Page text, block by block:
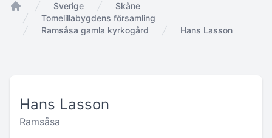
app.Start
Sverige
Skåne
Tomelillabygdens församling
Ramsåsa gamla kyrkogård
Hans Lasson
Hans Lasson
Ramsåsa